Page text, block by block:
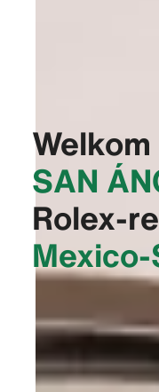
SAN
Rolex-